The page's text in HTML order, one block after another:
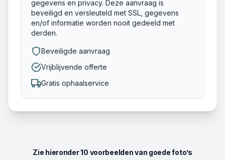
gegevens en privacy. Deze aanvraag is
beveiligd en versleuteld met SSL, gegevens
en/of informatie worden nooit gedeeld met
derden.
Beveiligde aanvraag
Vrijblijvende offerte
Gratis ophaalservice
Zie hieronder 10 voorbeelden van goede foto’s